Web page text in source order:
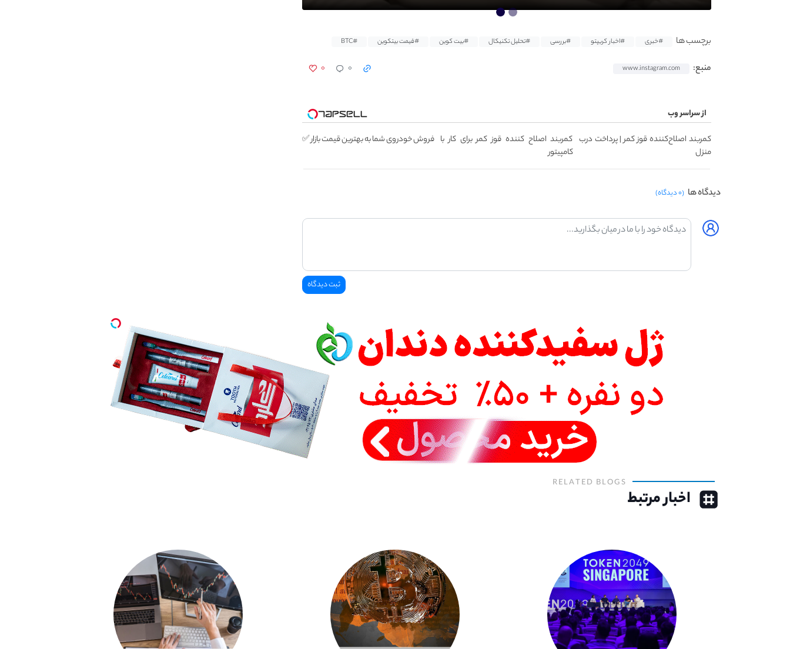
برچسب ها #خبری #اخبار کریپتو #بررسی #تحلیل تکنیکال #بیت کوین #قیمت بیتکوین #BTC
منبع: www.instagram.com ۰ ۰
از سراسر وب
کمربند اصلاح‌کننده قوز کمر | پرداخت درب
منزل
کمربند اصلاح کننده قوز کمر برای کار با
کامپیتور
فروش خودروی شما به بهترین قیمت بازار ✅
دیدگاه ها (۰ دیدگاه)
RELATED BLOGS
اخبار مرتبط